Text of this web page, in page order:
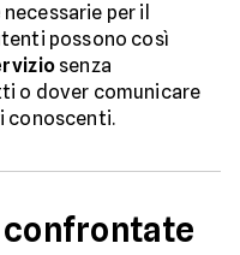
necessarie per il
possono così
senza
o dover comunicare
conoscenti.